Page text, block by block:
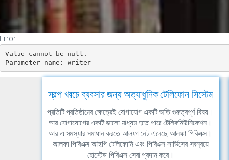
Error:
Value cannot be null.
Parameter name: writer
স্বল্প খরচে ব্যবসার জন্য অত্যাধুনিক টেলিফোন সিস্টেম
প্রতিটি প্রতিষ্ঠানের ক্ষেত্রেই যোগাযোগ একটি অতি গুরুত্বপূর্ণ বিষয়।
আর যোগাযোগের একটি ভালো মাধ্যম হতে পারে টেলিকমিউনিকেশন।
আর এ সমস্যার সমাধান করতে আলফা নেট এনেছে আলফা পিবিএক্স।
আলফা পিবিএক্স আইপি টেলিফোনি এবং পিবিএক্স সার্ভিসের সবন্বয়ে
হোস্টেড পিবিএক্স সেবা প্রদান করে।